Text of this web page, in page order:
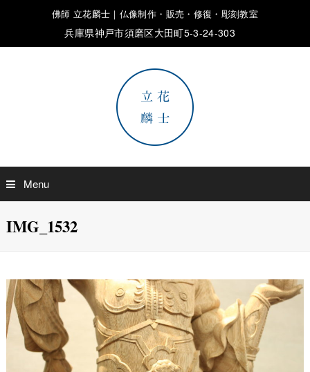
佛師 立花麟士｜仏像制作・販売・修復・彫刻教室
兵庫県神戸市須磨区大田町5-3-24-303
Menu
IMG_1532